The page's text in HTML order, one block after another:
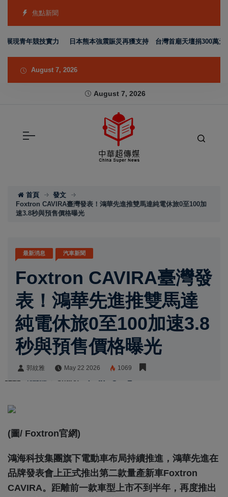
焦點新聞
青年競技實力 日本熊本強震賑災再獲支持 台灣首廟天壇捐300萬元善款
August 7, 2026
August 7, 2026
首頁
發文
Foxtron CAVIRA臺灣發表！鴻華先進推雙馬達純電休旅0至100加
速3.8秒與預售價格曝光
最新消息 汽車新聞
Foxtron CAVIRA臺灣發
表！鴻華先進推雙馬達
純電休旅0至100加速3.8
秒與預售價格曝光
郭紋雅 May 22 2026 1069
(圖/ Foxtron官網)
鴻海科技集團旗下電動車布局持續推進，鴻華先進在
品牌發表會上正式推出第二款量產新車Foxtron
CAVIRA。距離前一款車型上市不到半年，再度推出